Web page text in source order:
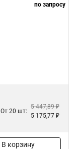
по запросу
От 20 шт:
5 447,89 ₽
5 175,77 ₽
В корзину